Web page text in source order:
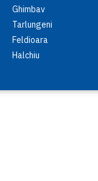
Ghimbav
Tarlungeni
Feldioara
Halchiu